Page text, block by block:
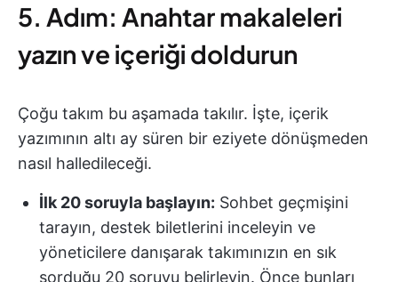
5. Adım: Anahtar makaleleri
yazın ve içeriği doldurun
Çoğu takım bu aşamada takılır. İşte, içerik
yazımının altı ay süren bir eziyete dönüşmeden
nasıl halledileceği.
İlk 20 soruyla başlayın: Sohbet geçmişini
tarayın, destek biletlerini inceleyin ve
yöneticilere danışarak takımınızın en sık
sorduğu 20 soruyu belirleyin. Önce bunları